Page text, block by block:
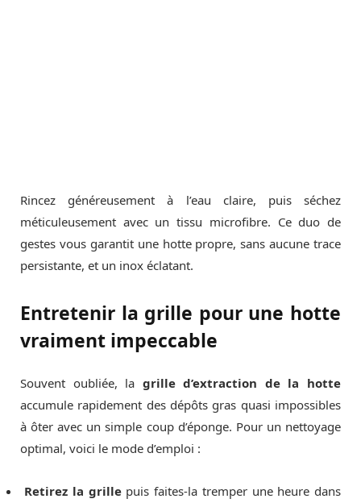
Rincez généreusement à l’eau claire, puis séchez
méticuleusement avec un tissu microfibre. Ce duo de
gestes vous garantit une hotte propre, sans aucune trace
persistante, et un inox éclatant.
Entretenir la grille pour une hotte
vraiment impeccable
Souvent oubliée, la grille d’extraction de la hotte
accumule rapidement des dépôts gras quasi impossibles
à ôter avec un simple coup d’éponge. Pour un nettoyage
optimal, voici le mode d’emploi :
Retirez la grillepuis faites-la tremper une heure dans